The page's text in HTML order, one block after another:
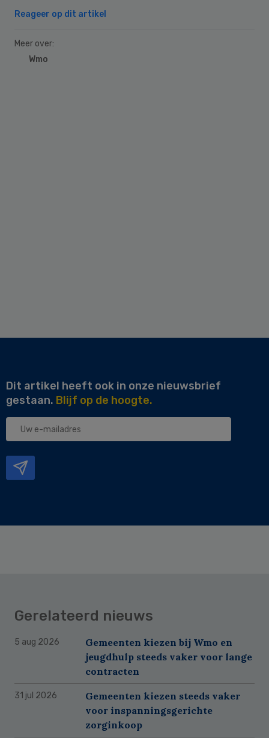
Reageer op dit artikel
Meer over:
Wmo
Dit artikel heeft ook in onze nieuwsbrief
gestaan. Blijf op de hoogte.
Uw
Gerelateerd nieuws
5 aug 2026
Gemeenten kiezen bij Wmo en
jeugdhulp steeds vaker voor lange
contracten
31 jul 2026
Gemeenten kiezen steeds vaker
voor inspanningsgerichte
zorginkoop